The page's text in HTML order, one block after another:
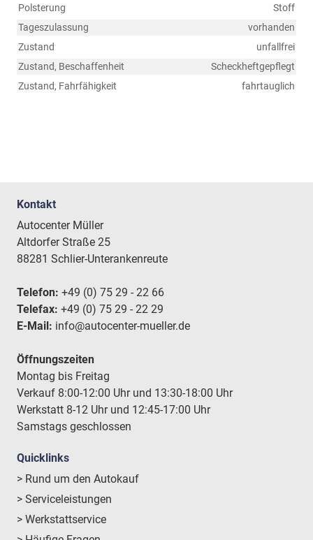
Polsterung
Stoff
Tageszulassung
vorhanden
Zustand
unfallfrei
Zustand, Beschaffenheit
Scheckheftgepflegt
Zustand, Fahrfähigkeit
fahrtauglich
Kontakt
Autocenter Müller
Altdorfer Straße 25
88281 Schlier-Unterankenreute
Telefon: +49 (0) 75 29 - 22 66
Telefax: +49 (0) 75 29 - 22 29
E-Mail: info@autocenter-mueller.de
Öffnungszeiten
Montag bis Freitag
Verkauf 8:00-12:00 Uhr und 13:30-18:00 Uhr
Werkstatt 8-12 Uhr und 12:45-17:00 Uhr
Samstags geschlossen
Quicklinks
> Rund um den Autokauf
> Serviceleistungen
> Werkstattservice